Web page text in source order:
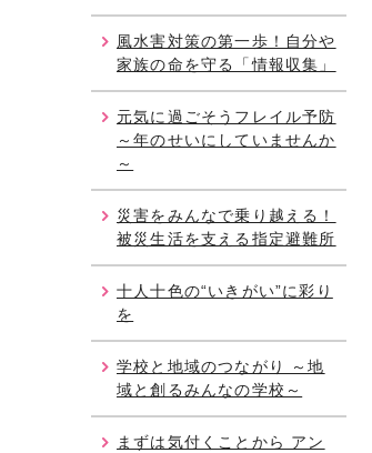
風水害対策の第一歩！自分や
家族の命を守る「情報収集」
元気に過ごそうフレイル予防
～年のせいにしていませんか
～
災害をみんなで乗り越える！
被災生活を支える指定避難所
十人十色の“いきがい”に彩り
を
学校と地域のつながり ～地
域と創るみんなの学校～
まずは気付くことから アン